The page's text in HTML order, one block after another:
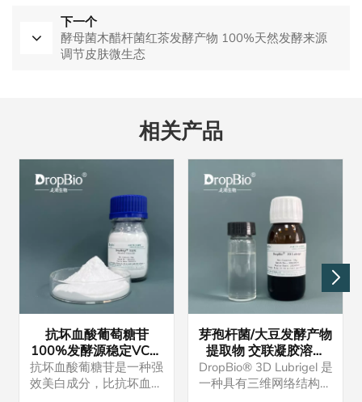
下一个
酵母菌木醋杆菌红茶发酵产物 100%天然发酵来源
调节皮肤微生态
相关产品
抗坏血酸葡萄糖苷
100%发酵源稳定VC衍
生物 美白抗氧化
抗坏血酸葡糖苷是一种强
效美白成分，比抗坏血酸
芽孢杆菌/大豆发酵产物
提取物 交联凝胶溶液
天然发酵源
DropBio® 3D Lubrigel 是
一种具有三维网络结构的